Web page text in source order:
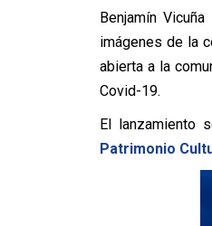
Benjamín
imágenes de la
abierta a la
Covid-19.
El lanzamiento
Patrimonio